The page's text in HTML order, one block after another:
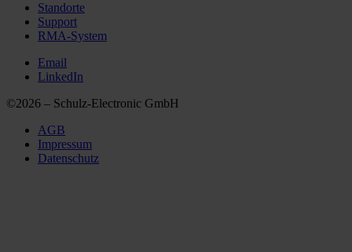
Standorte
Support
RMA-System
Email
LinkedIn
©2026 – Schulz-Electronic GmbH
AGB
Impressum
Datenschutz